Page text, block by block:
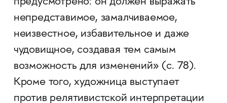
непредставимое, замалчиваемое,
неизвестное, избавительное и даже
чудовищное, создавая тем самым
возможность для изменений» (с. 78).
Кроме того, художница выступает
против релятивистской интерпретации